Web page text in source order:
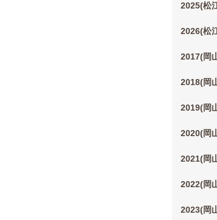
2025(松
2026(松
2017(岡
2018(岡
2019(岡
2020(岡
2021(岡
2022(岡
2023(岡